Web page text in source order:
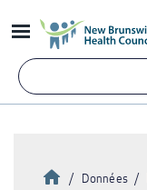
au
contenu
principal
Accueil
Données